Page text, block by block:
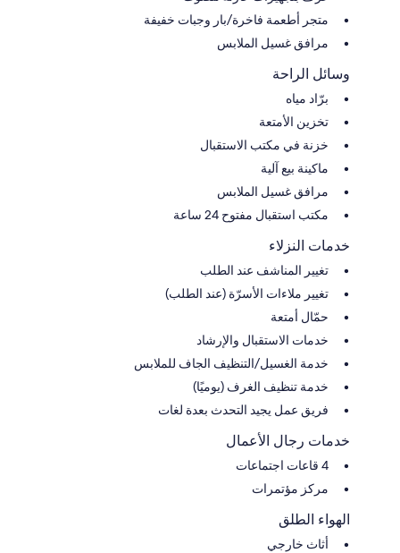
متجر أطعمة فاخرة/بار وجبات خفيفة
مرافق غسيل الملابس
وسائل الراحة
برّاد مياه
تخزين الأمتعة
خزنة في مكتب الاستقبال
ماكينة بيع آلية
مرافق غسيل الملابس
مكتب استقبال مفتوح 24 ساعة
خدمات النزلاء
تغيير المناشف عند الطلب
تغيير ملاءات الأسرّة (عند الطلب)
حمّال أمتعة
خدمات الاستقبال والإرشاد
خدمة الغسيل/التنظيف الجاف للملابس
خدمة تنظيف الغرف (يوميًا)
فريق عمل يجيد التحدث بعدة لغات
خدمات رجال الأعمال
4 قاعات اجتماعات
مركز مؤتمرات
الهواء الطلق
أثاث خارجي